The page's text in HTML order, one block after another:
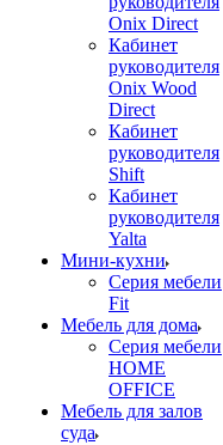
Onix Direct
Кабинет
руководителя
Onix Wood
Direct
Кабинет
руководителя
Shift
Кабинет
руководителя
Yalta
Мини-кухни
Серия мебели
Fit
Мебель для дома
Серия мебели
HOME
OFFICE
Мебель для залов
суда